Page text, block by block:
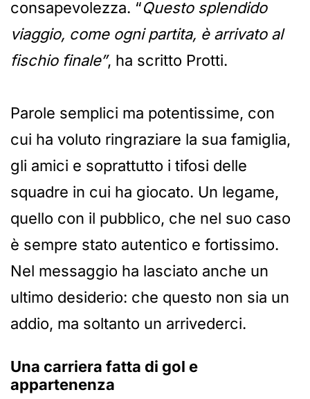
consapevolezza. “Questo splendido
viaggio, come ogni partita, è arrivato al
fischio finale”, ha scritto Protti.
Parole semplici ma potentissime, con
cui ha voluto ringraziare la sua famiglia,
gli amici e soprattutto i tifosi delle
squadre in cui ha giocato. Un legame,
quello con il pubblico, che nel suo caso
è sempre stato autentico e fortissimo.
Nel messaggio ha lasciato anche un
ultimo desiderio: che questo non sia un
addio, ma soltanto un arrivederci.
Una carriera fatta di gol e
appartenenza